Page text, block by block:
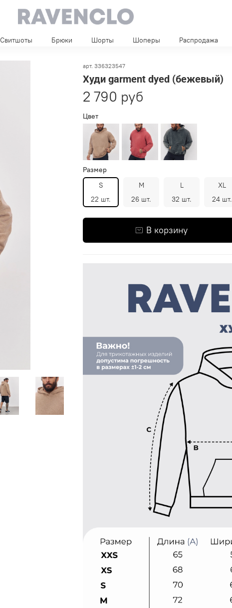
Свитшоты Брюки Шорты Шоперы Распродажа
арт. 336323547
Худи garment dyed (бежевый)
2 790 руб
Цвет
Размер
S
22 шт.
M
26 шт.
L
32 шт.
XL
24 шт.
В корзину